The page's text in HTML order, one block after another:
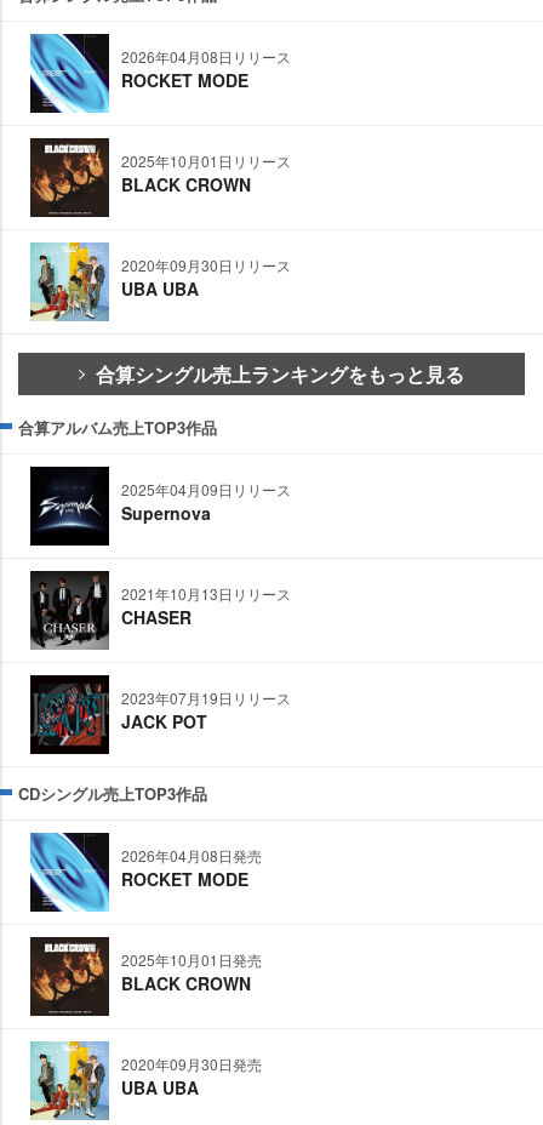
2026年04月08日リリース
ROCKET MODE
2025年10月01日リリース
BLACK CROWN
2020年09月30日リリース
UBA UBA
合算シングル売上ランキングをもっと見る
合算アルバム売上TOP3作品
2025年04月09日リリース
Supernova
2021年10月13日リリース
CHASER
2023年07月19日リリース
JACK POT
CDシングル売上TOP3作品
2026年04月08日発売
ROCKET MODE
2025年10月01日発売
BLACK CROWN
2020年09月30日発売
UBA UBA